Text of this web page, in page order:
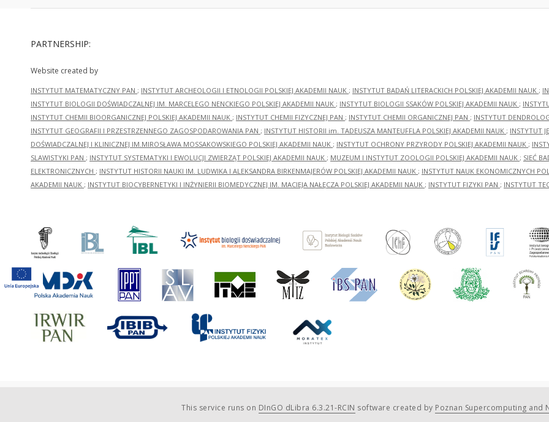
PARTNERSHIP:
Website created by
INSTYTUT MATEMATYCZNY PAN ; INSTYTUT ARCHEOLOGII I ETNOLOGII POLSKIEJ AKADEMII NAUK ; INSTYTUT BADAŃ LITERACKICH POLSKIEJ AKADEMII NAUK ;
INSTYTUT BIOLOGII DOŚWIADCZALNEJ IM. MARCELEGO NENCKIEGO POLSKIEJ AKADEMII NAUK ; INSTYTUT BIOLOGII SSAKÓW POLSKIEJ AKADEMII NAUK ;
INSTYTUT CHEMII BIOORGANICZNEJ POLSKIEJ AKADEMII NAUK ; INSTYTUT CHEMII FIZYCZNEJ PAN ; INSTYTUT CHEMII ORGANICZNEJ PAN ; INSTYTUT
INSTYTUT GEOGRAFII I PRZESTRZENNEGO ZAGOSPODAROWANIA PAN ; INSTYTUT HISTORII im. TADEUSZA MANTEUFFLA POLSKIEJ AKADEMII NAUK ; INSTYTUT
DOŚWIADCZALNEJ I KLINICZNEJ IM.MIROSŁAWA MOSSAKOWSKIEGO POLSKIEJ AKADEMII NAUK ; INSTYTUT OCHRONY PRZYRODY POLSKIEJ AKADEMII NAUK ;
SLAWISTYKI PAN ; INSTYTUT SYSTEMATYKI I EWOLUCJI ZWIERZĄT POLSKIEJ AKADEMII NAUK ; MUZEUM I INSTYTUT ZOOLOGII POLSKIEJ AKADEMII NAUK ; SIEĆ
ELEKTRONICZNYCH ; INSTYTUT HISTORII NAUKI IM. LUDWIKA I ALEKSANDRA BIRKENMAJERÓW POLSKIEJ AKADEMII NAUK ; INSTYTUT NAUK EKONOMICZNYCH
AKADEMII NAUK ; INSTYTUT BIOCYBERNETYKI I INŻYNIERII BIOMEDYCZNEJ IM. MACIEJA NAŁĘCZA POLSKIEJ AKADEMII NAUK ; INSTYTUT FIZYKI PAN ; INSTYTUT
This service runs on DInGO dLibra 6.3.21-RCIN software created by Poznan Supercomputing and